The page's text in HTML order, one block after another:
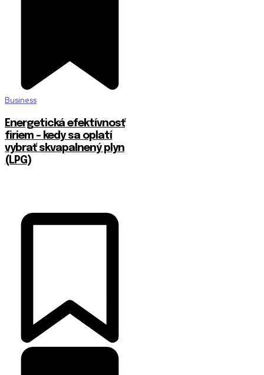
Business
Energetická efektívnosť
firiem – kedy sa oplatí
vybrať skvapalnený plyn
(LPG)